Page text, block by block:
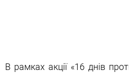
В рамках акції «16 днів